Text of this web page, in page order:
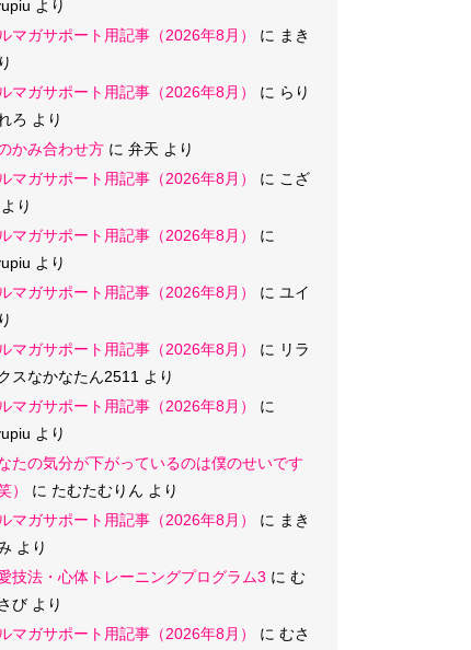
より
マガサポート用記事（2026年8月）
に まき
マガサポート用記事（2026年8月）
に らり
ろ より
かみ合わせ方 に 弁天 より
マガサポート用記事（2026年8月）
に こざ
より
マガサポート用記事（2026年8月）
に
より
マガサポート用記事（2026年8月）
に ユイ
マガサポート用記事（2026年8月）
に リラ
スなかなたん2511 より
マガサポート用記事（2026年8月）
に
より
たの気分が下がっているのは僕のせいです
）
に たむたむりん より
マガサポート用記事（2026年8月）
に まき
より
技法・心体トレーニングプログラム3 に む
び より
マガサポート用記事（2026年8月）
に むさ